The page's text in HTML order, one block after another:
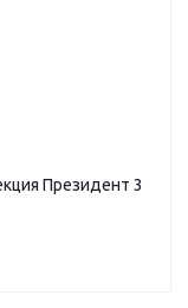
Президент 3